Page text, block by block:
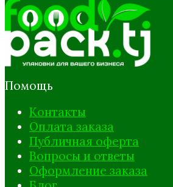
Помощь
Контакты
Оплата заказа
Публичная оферта
Вопросы и ответы
Оформление заказа